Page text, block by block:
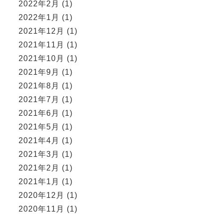
2022年2月
(1)
2022年1月
(1)
2021年12月
(1)
2021年11月
(1)
2021年10月
(1)
2021年9月
(1)
2021年8月
(1)
2021年7月
(1)
2021年6月
(1)
2021年5月
(1)
2021年4月
(1)
2021年3月
(1)
2021年2月
(1)
2021年1月
(1)
2020年12月
(1)
2020年11月
(1)